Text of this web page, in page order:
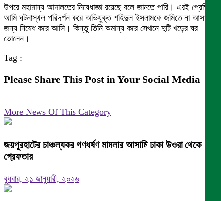
উপরে মহামান্য আদালতের নিষেধাজ্ঞা রয়েছে বলে জানতে পারি। এরই প্রেক্ষিতে
আমি ঘটনাস্থল পরিদর্শন করে অভিযুক্ত শহিদুল ইসলামকে জমিতে না আসার
জন্য নিষেধ করে আসি। কিন্তু তিনি অমান্য করে সেখানে দুটি খড়ের ঘর
তোলেন।
Tag :
Please Share This Post in Your Social Media
More News Of This Category
জয়পুরহাটের চাঞ্চল্যকর গণধর্ষণ মামলার আসামি ঢাকা উওরা থেকে
গ্রেফতার
বুধবার, ২১ জানুয়ারী, ২০২৬